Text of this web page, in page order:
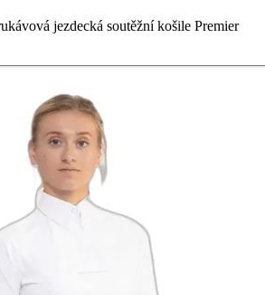
jezdecká soutěžní košile Premier